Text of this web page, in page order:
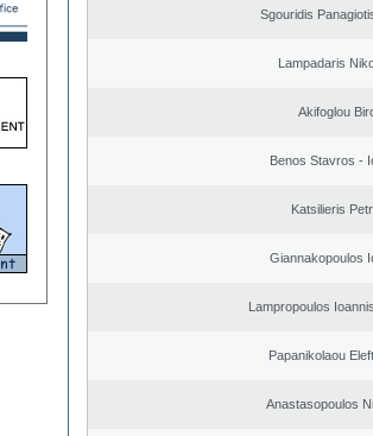
Sgouridis
Lampadaris
Akifoglou
Benos Stavros -
Katsilieris
Giannakopoulos
Lampropoulos
Papanikolaou
Anastasopoulos